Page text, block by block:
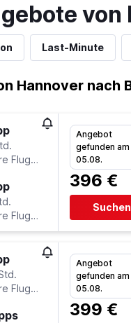
Last-Minute
Hannover nach
Fluglinien
Fluglinien
Angebot
gefunden am
05.08.
396 €
Suchen
Fluglinien
Angebot
gefunden am
05.08.
399 €